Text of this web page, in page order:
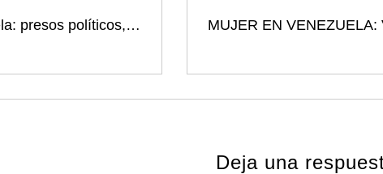
Venezuela: presos políticos, memoria y exigencia de justicia
Deja una